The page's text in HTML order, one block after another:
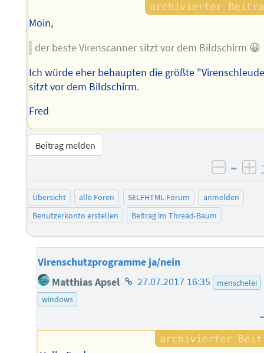
Moin,
der beste Virenscanner sitzt vor dem Bildschirm 😀
Ich würde eher behaupten die größte
sitzt vor dem Bildschirm.
Fred
Beitrag melden
–
Übersicht alle Foren SELFHTML-Forum
anmelden
Benutzerkonto erstellen
Beitrag im Thread-Baum
Virenschutzprogramme ja/nein
Matthias Apsel Homepage
27.07.2017 16:35
menschelei
windows